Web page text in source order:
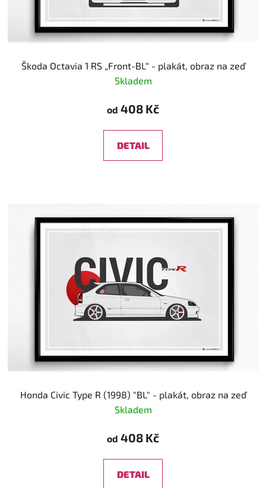
Škoda Octavia 1 RS „Front-BL“ - plakát, obraz na zeď
Skladem
od 408 Kč
DETAIL
Honda Civic Type R (1998) "BL" - plakát, obraz na zeď
Skladem
od 408 Kč
DETAIL